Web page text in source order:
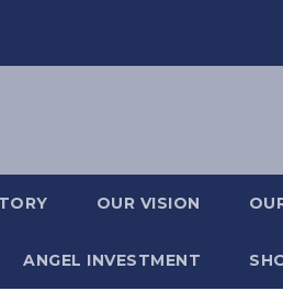
OUR VISION
ANGEL INVESTMENT